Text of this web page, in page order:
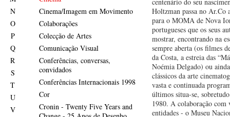
N
O
P
Q
R
S
T
U
V
Cinema/Imagem em Movimento
Colaborações
Colecção de Artes
Comunicação Visual
Conferências, conversas,
convidados
Conferências Internacionais 1998
Cor
Cronin - Twenty Five Years and
Holtzman passa no Ar.Co
para o MOMA de Nova
portugueses que os seus
mostrar, encontrando na
sempre aberta (os filmes
da Costa, a estreia das
Noémia Delgado) ou
clássicos da arte
vasta e continuada
últimos situa-se,
1980. A colaboração com
entidades - o Museu